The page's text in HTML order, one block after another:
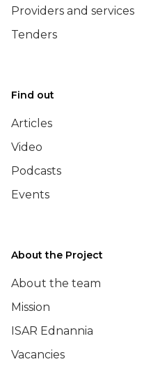
Providers and services
Tenders
Find out
Articles
Video
Podcasts
Events
About the Project
About the team
Mission
ISAR Ednannia
Vacancies